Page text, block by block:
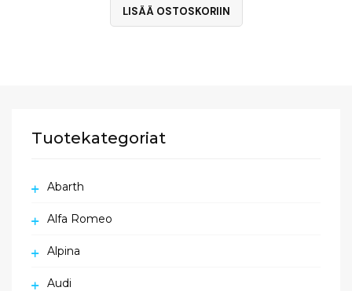
LISÄÄ OSTOSKORIIN
Tuotekategoriat
Abarth
Alfa Romeo
Alpina
Audi